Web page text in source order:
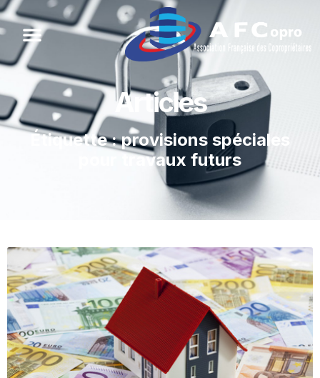
Articles
Étiquette : provisions spéciales
pour travaux futurs